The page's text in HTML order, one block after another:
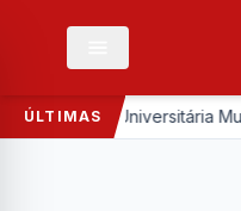
ÚLTIMAS
Bolsa Universitária Municipal